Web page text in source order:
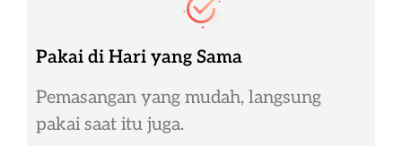
Pakai di Hari yang Sama
Pemasangan yang mudah, langsung
pakai saat itu juga.